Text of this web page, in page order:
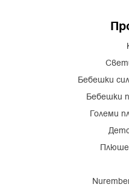
Бебешки
Бебешки
Големи